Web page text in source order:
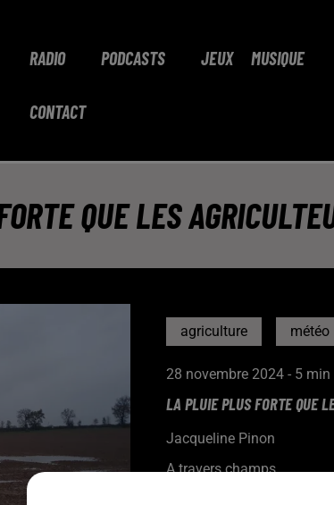
RADIO PODCASTS JEUX MUSIQUE
CONTACT
QUE LES
agriculture météo
28 novembre 2024 - 5 min
LA PLUIE PLUS FORTE QUE
Jacqueline Pinon
A travers champs